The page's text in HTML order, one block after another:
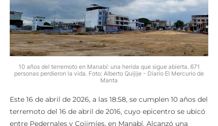
10 años del terremoto en Manabí: una herida que sigue abierta. 671
personas perdieron la vida. Foto: Alberto Quijije - Diario El Mercurio de
Manta
Este 16 de abril de 2026, a las 18:58, se cumplen 10 años del
terremoto del 16 de abril de 2016, cuyo epicentro se ubicó
entre Pedernales y Cojimíes, en Manabí. Alcanzó una